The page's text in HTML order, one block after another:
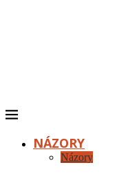
NÁZORY
Názory